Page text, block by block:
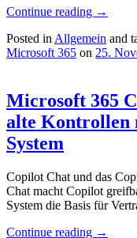
Continue reading →
Posted in Allgemein and
Microsoft 365 on 25.
Microsoft 365
alte Kontrollen
System
Copilot Chat und das
Chat macht Copilot
System die Basis für
Continue reading →